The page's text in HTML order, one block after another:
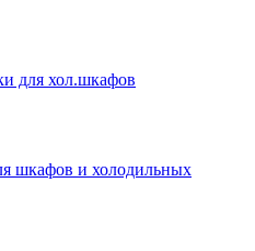
для хол.шкафов
шкафов и холодильных